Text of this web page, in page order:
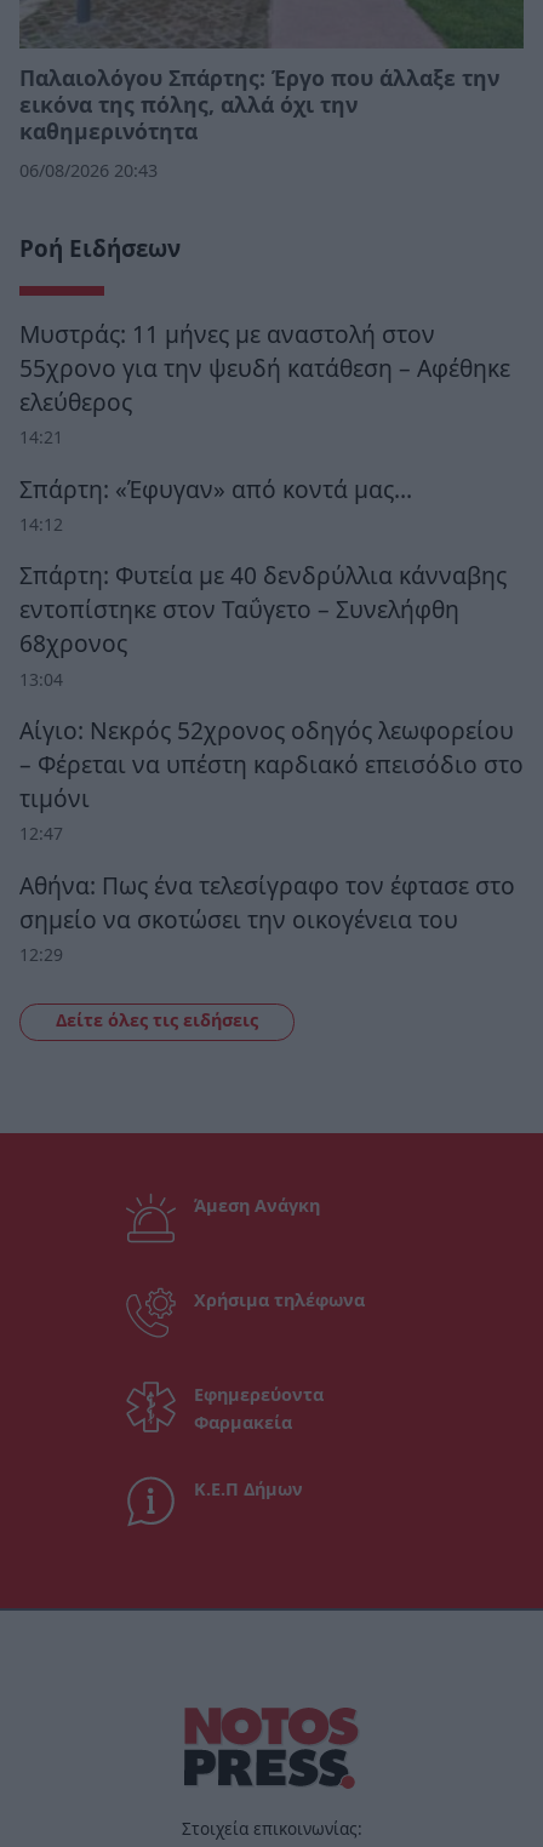
Παλαιολόγου Σπάρτης: Έργο που άλλαξε την
εικόνα της πόλης, αλλά όχι την
καθημερινότητα
06/08/2026 20:43
Ροή Ειδήσεων
Μυστράς: 11 μήνες με αναστολή στον
55χρονο για την ψευδή κατάθεση – Αφέθηκε
ελεύθερος
14:21
Σπάρτη: «Έφυγαν» από κοντά μας…
14:12
Σπάρτη: Φυτεία με 40 δενδρύλλια κάνναβης
εντοπίστηκε στον Ταΰγετο – Συνελήφθη
68χρονος
13:04
Αίγιο: Νεκρός 52χρονος οδηγός λεωφορείου
– Φέρεται να υπέστη καρδιακό επεισόδιο στο
τιμόνι
12:47
Αθήνα: Πως ένα τελεσίγραφο τον έφτασε στο
σημείο να σκοτώσει την οικογένεια του
12:29
Δείτε όλες τις ειδήσεις
Άμεση Ανάγκη
Χρήσιμα τηλέφωνα
Εφημερεύοντα
Φαρμακεία
Κ.Ε.Π Δήμων
Στοιχεία επικοινωνίας: